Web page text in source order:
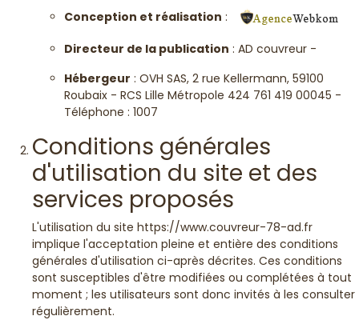
Conception et réalisation :
Directeur de la publication : AD couvreur -
Hébergeur : OVH SAS, 2 rue Kellermann, 59100
Roubaix - RCS Lille Métropole 424 761 419 00045 -
Téléphone : 1007
Conditions générales
d'utilisation du site et des
services proposés
L'utilisation du site https://www.couvreur-78-ad.fr
implique l'acceptation pleine et entière des conditions
générales d'utilisation ci-après décrites. Ces conditions
sont susceptibles d'être modifiées ou complétées à tout
moment ; les utilisateurs sont donc invités à les consulter
régulièrement.